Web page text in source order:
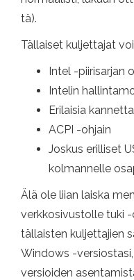
tä).
Tällaiset kuljettajat
Intel -piirisarjan
Intelin
Erilaisia
ACPI -ohjain
Joskus erilliset
kolmannelle
Älä ole liian laiska
verkkosivustolle tuki
tällaisten kuljettajien
Windows -
versioiden